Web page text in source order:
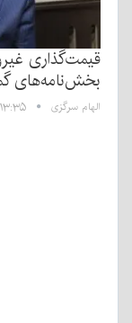
قیمت‌گذاری
بخش‌نامه‌های
الهام سرگزی ۱۳:۳۵ - ۱۶ آذر ۱۴۰۴